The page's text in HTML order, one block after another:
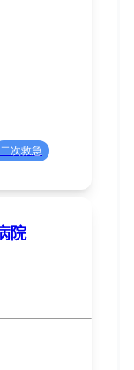
二次救急
院